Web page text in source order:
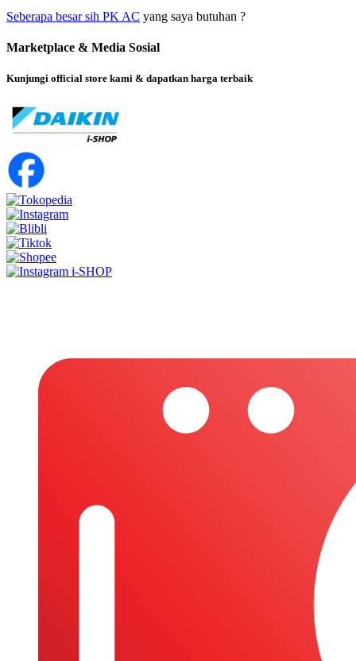
Seberapa besar sih PK AC yang saya butuhan ?
Marketplace & Media Sosial
Kunjungi official store kami & dapatkan harga terbaik